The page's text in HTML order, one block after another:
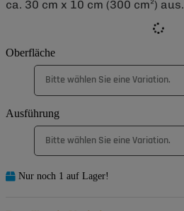
ca. 30 cm x 10 cm (300 cm²) aus.
Oberfläche
Bitte wählen Sie eine Variation.
Ausführung
Bitte wählen Sie eine Variation.
Nur noch 1 auf Lager!